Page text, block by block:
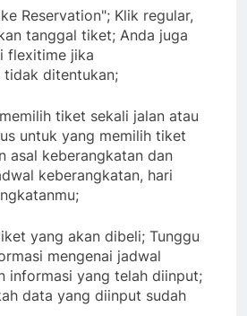
Reservation"; Klik regular,
tanggal tiket; Anda juga
flexitime jika
tidak ditentukan;
tiket sekali jalan atau
untuk yang memilih tiket
asal keberangkatan dan
keberangkatan, hari
yang akan dibeli; Tunggu
mengenai jadwal
informasi yang telah diinput;
data yang diinput sudah